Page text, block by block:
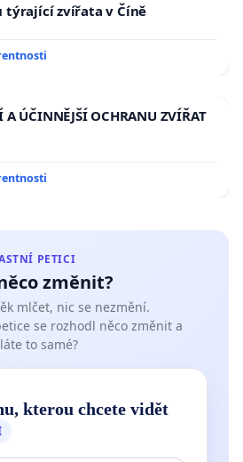
týrající zvířata v Číně
A ÚČINNĚJŠÍ OCHRANU ZVÍŘAT
PETICI
změnit?
mlčet, nic se nezmění.
se rozhodl něco změnit a
to samé?
kterou chcete vidět